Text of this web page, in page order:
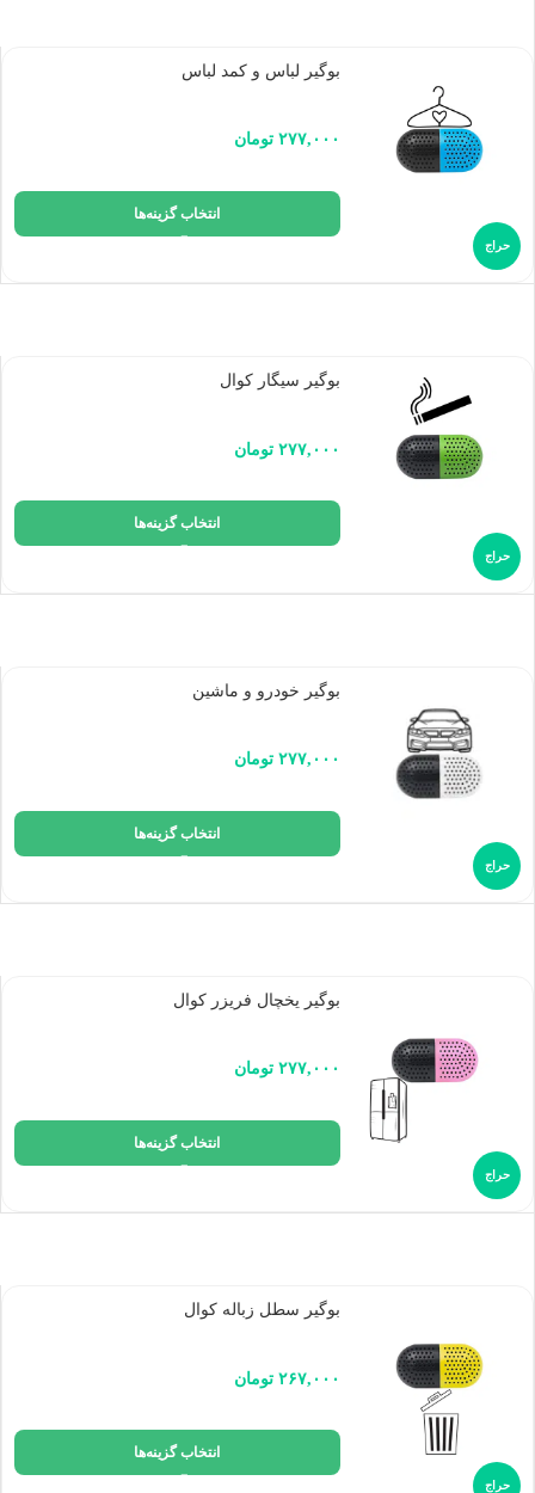
حراج
بوگیر لباس و کمد لباس
۲۷۷,۰۰۰ تومان
انتخاب گزینه‌ها
حراج
بوگیر سیگار کوال
۲۷۷,۰۰۰ تومان
انتخاب گزینه‌ها
حراج
بوگیر خودرو و ماشین
۲۷۷,۰۰۰ تومان
انتخاب گزینه‌ها
حراج
بوگیر یخچال فریزر کوال
۲۷۷,۰۰۰ تومان
انتخاب گزینه‌ها
حراج
بوگیر سطل زباله کوال
۲۶۷,۰۰۰ تومان
انتخاب گزینه‌ها